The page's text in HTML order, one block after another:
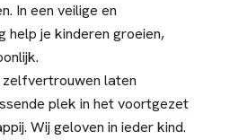
In een veilige en
help je kinderen groeien,
zelfvertrouwen laten
plek in het voortgezet
Wij geloven in ieder kind.